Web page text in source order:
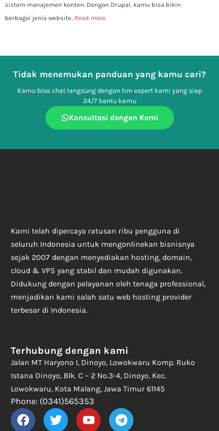
sistem manajemen konten. Dengan Drupal, kamu bisa bikin
berbagai jenis website, Read more
Tidak menemukan panduan yang kamu cari?
Kamu bisa chat langsung dengan tim expert kami yang siap
24/7 bantu kamu
Konsultasi dengan Kami
Kami telah dipercaya ratusan ribu pengguna di
seluruh Indonesia untuk mengonlinekan bisnisnya
sejak 2007 dengan menyediakan hosting, domain,
cloud & VPS yang stabil dan mudah digunakan.
Didukung dengan pelayanan oleh tenaga professional,
menjadikan kami salah satu web hosting provider
terbesar di Indonesia.
Terhubung dengan kami
Jalan MT Haryono I, Dinoyo, Lowokwaru Komp. Ruko
Istana Dinoyo, Blk. C – 2 No.3-4, Dinoyo, Kec.
Lowokwaru, Kota Malang, Jawa Timur 61145
Phone: (0341)565353